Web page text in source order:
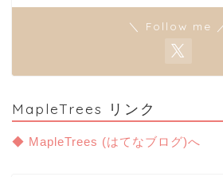
＼ Follow me
MapleTrees リンク
◆ MapleTrees (はてなブログ)へ